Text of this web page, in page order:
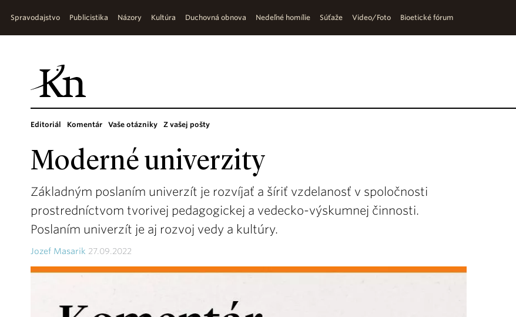
Spravodajstvo Publicistika Názory Kultúra Duchovná obnova Nedeľné homílie Súťaže Video/Foto Bioetické fórum
Editoriál Komentár Vaše otázniky Z vašej pošty
Moderné univerzity
Základným poslaním univerzít je rozvíjať a šíriť vzdelanosť v spoločnosti
prostredníctvom tvorivej pedagogickej a vedecko-výskumnej činnosti.
Poslaním univerzít je aj rozvoj vedy a kultúry.
Jozef Masarik 27.09.2022